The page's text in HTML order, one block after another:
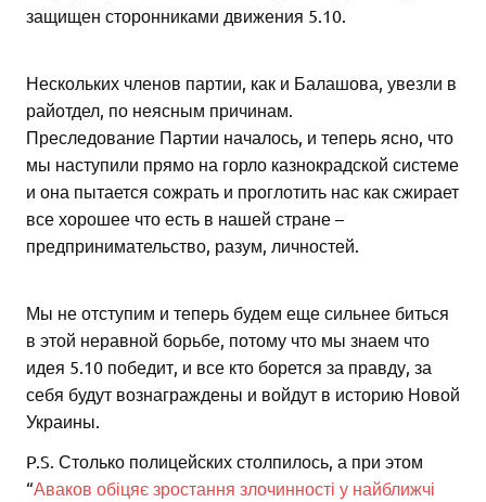
защищен сторонниками движения 5.10.
Нескольких членов партии, как и Балашова, увезли в
райотдел, по неясным причинам.
Преследование Партии началось, и теперь ясно, что
мы наступили прямо на горло казнокрадской системе
и она пытается сожрать и проглотить нас как сжирает
все хорошее что есть в нашей стране –
предпринимательство, разум, личностей.
Мы не отступим и теперь будем еще сильнее биться
в этой неравной борьбе, потому что мы знаем что
идея 5.10 победит, и все кто борется за правду, за
себя будут вознаграждены и войдут в историю Новой
Украины.
P.S. Столько полицейских столпилось, а при этом
“Аваков обіцяє зростання злочинності у найближчі